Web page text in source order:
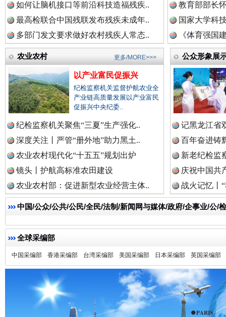
祁连巍巍树丰碑 高回报
一枚“钉子”竟然扎入要害部门
如何让脑机接口等前沿科技造福残疾..
最高检联合中国残联发布残疾未成年..
多部门发文要求做好农村残疾人常态..
教育部部长
国家大学科
《体育强国
农业农村
以产业富民促振兴
纪检监察机关监督护航农业全
产业链高质量发展以产业富民
促振兴中央纪委..
纪检监察机关聚焦“三夏”生产强化..
深度关注丨严管“册外地”助力黑土..
农业农村现代化“十五五”规划出炉
镜头丨护航高标准农田建设
农业农村部：促进新型农业经营主体..
更多/MORE>>> 公众形象展
记黑龙江省
百年奋进铸
新老纪检监
庆祝中国共
战火记忆丨
中国/公众/公共/公民/全民/法制/新闻网与媒体/政府/企事业/公/
全球采编部
中国采编部 香港采编部 台湾采编部 美国采编部 日本采编部 英国采编部